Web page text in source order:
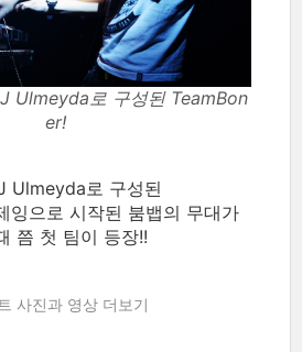
Ulmeyda로 구성된 TeamBon
er!
Ulmeyda로 구성된
잉으로 시작된 붐뱁의 무대가
쯤 첫 팀이 등장!!
사진과 영상 더보기